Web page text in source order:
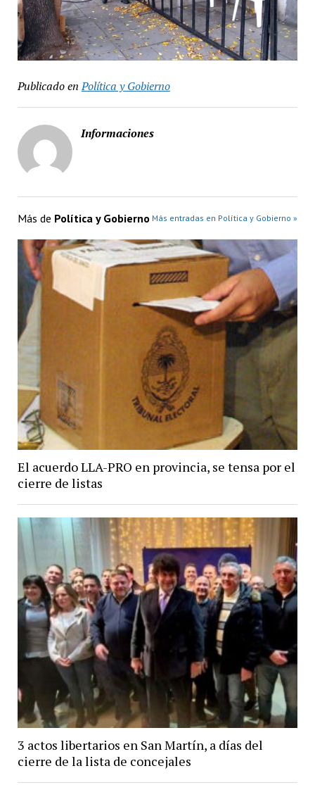
Publicado en Política y Gobierno
Informaciones
Más de Política y Gobierno Más entradas en Política y Gobierno »
El acuerdo LLA-PRO en provincia, se tensa por el
cierre de listas
3 actos libertarios en San Martín, a días del
cierre de la lista de concejales